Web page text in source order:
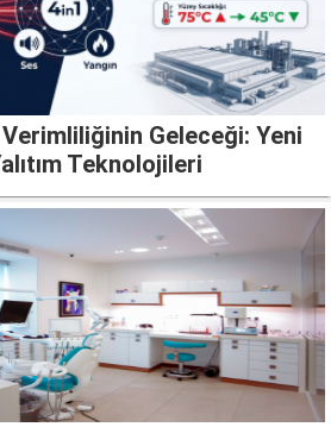
Geleceği: Yeni
Teknolojileri